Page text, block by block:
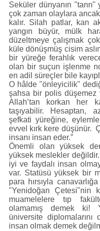
Seküler dünyanın
çok zaman olaylara ancak
kalır. Silah patlar, kan
yangın büyür, mülk
düzeltmeye çalışmak
küle dönüşmüş cisim
bir yüreğe ferahlık
olan bir suçun işlenme
en adil süreçler bile
O hâlde "önleyicilik"
şahsa bir polis düşemez
Allah’tan korkan her
taşıyabilir. Hesaptan,
şefkati yüreğine,
evvel kırk kere düşünür.
insanı insan eder.”
Önemli olan yüksek
yüksek meslekler
iyi ve faydalı insan
var. Statüsü yüksek bir
para hırsıyla
"Yenidoğan Çetesi"nin
muamelelere tıp
olamamış demek ki!
üniversite
insan olmak demek